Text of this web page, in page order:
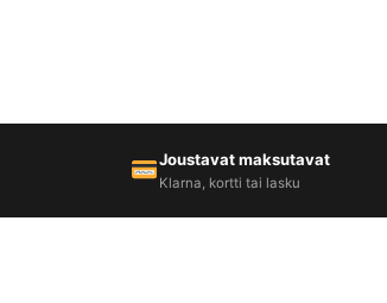
Joustavat maksutavat
Klarna, kortti tai lasku